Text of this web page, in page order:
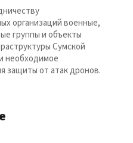
организаций военные,
группы и объекты
Сумской
необходимое
защиты от атак дронов.